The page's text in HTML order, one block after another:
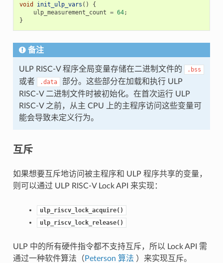
void init_ulp_vars ()
{
ulp_measurement_count = 64;
}
备注
ULP RISC-V 程序全局变量存储在二进制文件的 .bss
或者 .data
部分。这些部分在加载和执行 ULP
RISC-V 二进制文件时被初始化。在首次运行 ULP
RISC-V 之前，从主 CPU 上的主程序访问这些变量可
能会导致未定义行为。
互斥
如果想要互斥地访问被主程序和 ULP 程序共享的变量，
则可以通过 ULP RISC-V Lock API 来实现：
ulp_riscv_lock_acquire()
ulp_riscv_lock_release()
ULP 中的所有硬件指令都不支持互斥，所以 Lock API 需
通过一种软件算法（ Peterson 算法 ）来实现互斥。